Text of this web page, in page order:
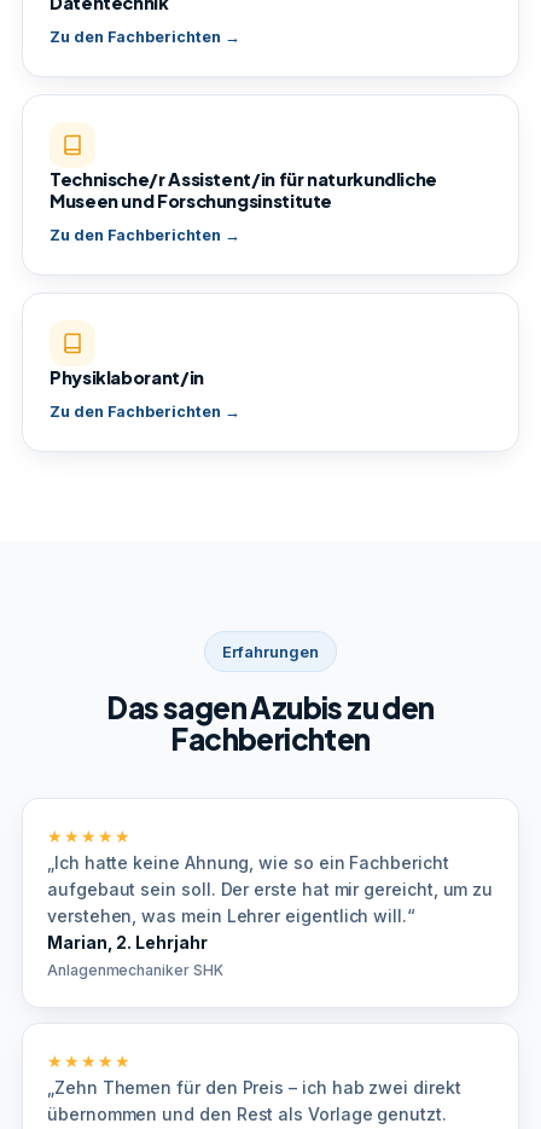
Zu den Fachberichten →
Technische/r Assistent/in für naturkundliche
Museen und Forschungsinstitute
Zu den Fachberichten →
Physiklaborant/in
Zu den Fachberichten →
Erfahrungen
Das sagen Azubis zu den
Fachberichten
★★★★★
„Ich hatte keine Ahnung, wie so ein Fachbericht
aufgebaut sein soll. Der erste hat mir gereicht, um zu
verstehen, was mein Lehrer eigentlich will.“
Marian, 2. Lehrjahr
Anlagenmechaniker SHK
★★★★★
„Zehn Themen für den Preis – ich hab zwei direkt
übernommen und den Rest als Vorlage genutzt.